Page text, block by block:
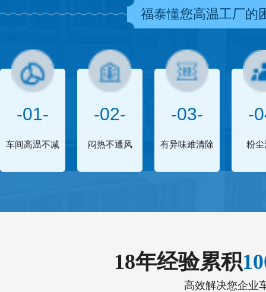
福泰懂您高温工厂的
-01-
车间高温不减
-02-
闷热不通风
-03-
有异味难清除
-
粉尘
18年经验累积
高效解决您企业